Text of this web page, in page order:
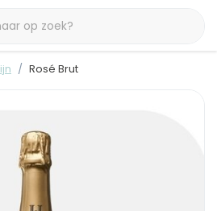
Rosé Brut